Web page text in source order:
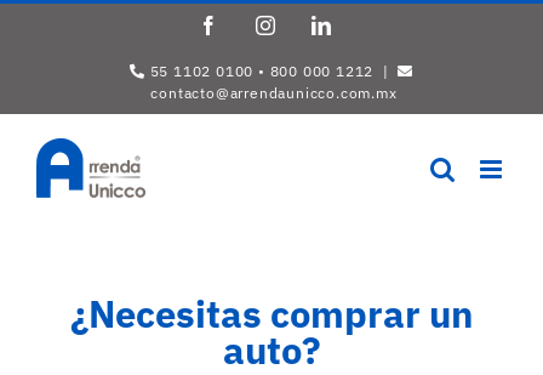
FacebookInstagram
55 1102 0100 • 800 000 1212 |
contacto@arrendaunicco.com.mx
¿Necesitas comprar un
auto?